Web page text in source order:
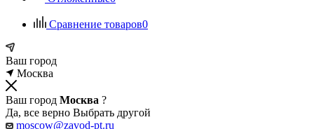
Сравнение товаров0
Ваш город
Москва
Ваш город Москва ?
Да, все верно Выбрать другой
moscow@zavod-pt.ru